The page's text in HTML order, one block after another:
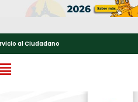
al Ciudadano